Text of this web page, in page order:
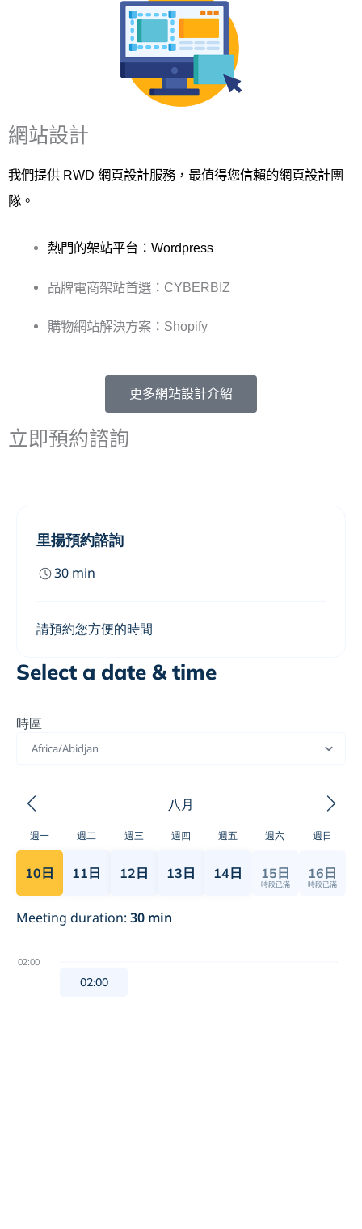
網站設計
我們提供 RWD 網頁設計服務，最值得您信賴的網頁設計團
隊。
熱門的架站平台：Wordpress
品牌電商架站首選：CYBERBIZ
購物網站解決方案：Shopify
更多網站設計介紹
立即預約諮詢